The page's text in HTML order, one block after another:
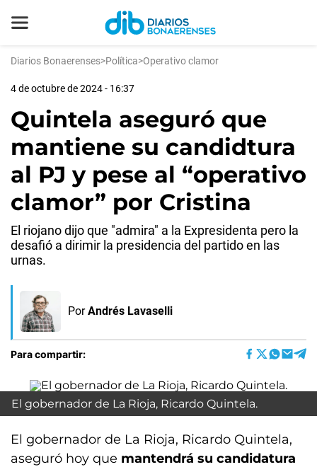
Diarios Bonaerenses>Política>Operativo clamor
4 de octubre de 2024 - 16:37
Quintela aseguró que
mantiene su candidtura
al PJ y pese al “operativo
clamor” por Cristina
El riojano dijo que "admira" a la Expresidenta pero la
desafió a dirimir la presidencia del partido en las
urnas.
Por Andrés Lavaselli
Para compartir:
El gobernador de La Rioja, Ricardo Quintela.
El gobernador de La Rioja, Ricardo Quintela,
aseguró hoy que mantendrá su candidatura